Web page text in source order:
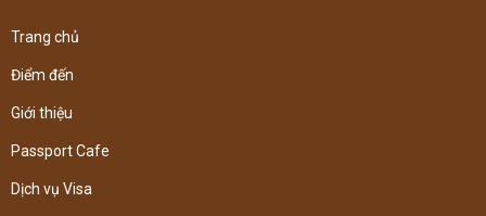
Trang chủ
Điểm đến
Giới thiệu
Passport Cafe
Dịch vụ Visa